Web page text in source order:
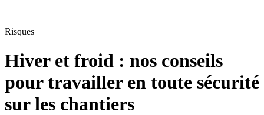
Risques
Hiver et froid : nos conseils
pour travailler en toute sécurité
sur les chantiers